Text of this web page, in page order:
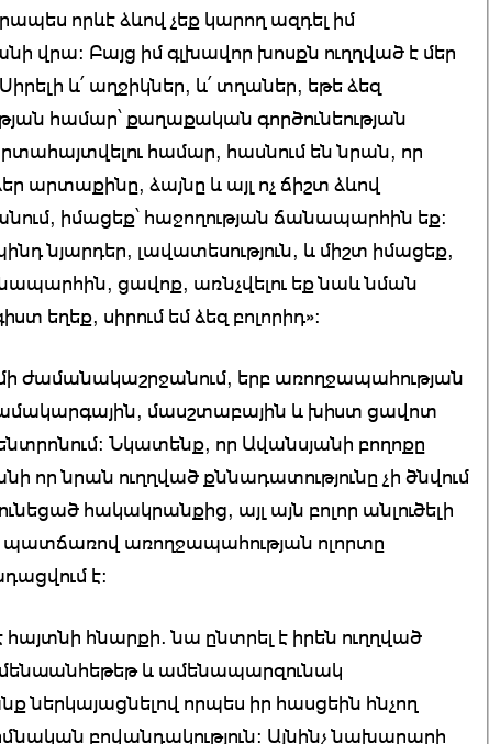
որևէ ձևով չեք կարող ազդել իմ
վրա: Բայց իմ գլխավոր խոսքն ուղղված է մեր
և՛ աղջիկներ, և՛ տղաներ, եթե ձեզ
համար՝ քաղաքական գործունեության
համար, հասնում են նրան, որ
արտաքինը, ձայնը և այլ ոչ ճիշտ ձևով
իմացեք՝ հաջողության ճանապարհին եք:
նյարդեր, լավատեսություն, և միշտ իմացեք,
ցավոք, առնչվելու եք նաև նման
եղեք, սիրում եմ ձեզ բոլորիդ»:
է մի ժամանակաշրջանում, երբ առողջապահության
մասշտաբային և խիստ ցավոտ
Նկատենք, որ Ավանսյանի բողոքը
որ նրան ուղղված քննադատությունը չի ծնվում
հակակրանքից, այլ այն բոլոր անլուծելի
պատճառով առողջապահության ոլորտը
է:
հայտնի հնարքի. նա ընտրել է իրեն ուղղված
և ամենապարզունակ
ներկայացնելով որպես իր հասցեին հնչող
բովանդակություն: Այնինչ նախարարի